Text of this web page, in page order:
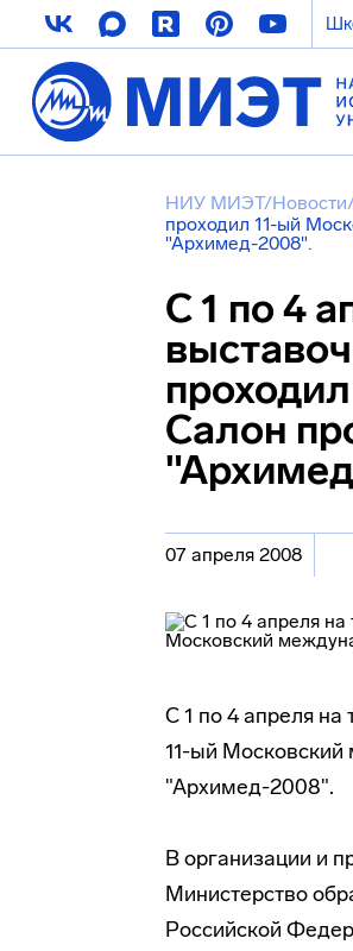
НИУ МИЭТ/Новости
проходил 11-ый
"Архимед-2008".
С 1 по 4
Салон
07 апреля 2008
С 1 по 4 апреля на
11-ый
"Архимед-2008".
В организации и
Министерство
Российской